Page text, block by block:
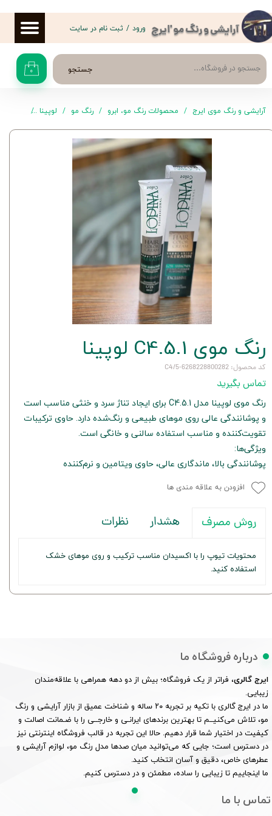
آرایشی و رنگ مو 'ایرج
جستجو ۰
ورود / ثبت نام در سایت
حساب کاربری من
تغییر گذر واژه
سفارشات
خروج از حساب کاربری
آرایشی و رنگ موی ایرج محصولات رنگ مو، ابرو رنگ مو لوپینا
رنگ موی C4.5.1 لوپینا
کد محصول: 6268228800282-C4/5
تماس بگیرید
رنگ موی لوپینا مدل C4.5.1 برای ایجاد تناژ سرد و خنثی مناسب است
و پوشانندگی عالی روی موهای طبیعی و رنگ‌شده دارد. حاوی ترکیبات
تقویت‌کننده و مناسب استفاده سالنی و خانگی است.
ویژگی‌ها:
پوشانندگی بالا، ماندگاری عالی، حاوی ویتامین و نرم‌کننده
افزودن به علاقه مندی ها
روش مصرف هشدار نظرات
محتویات تیوپ را با اکسیدان مناسب ترکیب و روی موهای خشک
استفاده کنید.
درباره فروشگاه ما
ایرج گالری، فراتر از یک فروشگاه؛ بیش از دو دهه همراهی با علاقه‌مندان
زیبایی.
ما در ایرج گالری با تکیه بر تجربه ۲۰ ساله و شناخت عمیق از بازار آرایشی و رنگ
مو، تلاش می‌کنیــم تا بهترین برندهای ایرانـی و خارجــی را با ضـمانت اصالت و
کیفیت در اختیار شما قرار دهیم. حالا این تجربه در قالب فروشگاه اینترنتی نیز
در دسترس است؛ جایی که می‌توانید میان صدها مدل رنگ مو، لوازم آرایشی و
عطرهای خاص، دقیق و آسان انتخاب کنید.
ما اینجاییم تا زیبایی را ساده، مطمئن و در دسترس کنیم.
تماس با ما